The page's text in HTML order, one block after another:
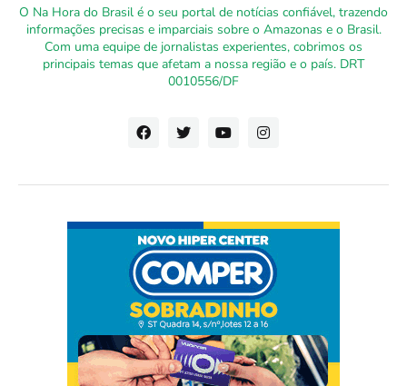
O Na Hora do Brasil é o seu portal de notícias confiável, trazendo
informações precisas e imparciais sobre o Amazonas e o Brasil.
Com uma equipe de jornalistas experientes, cobrimos os
principais temas que afetam a nossa região e o país. DRT
0010556/DF